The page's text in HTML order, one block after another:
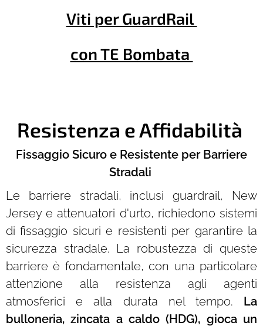
Viti per GuardRail
con TE Bombata
Resistenza e Affidabilità
Fissaggio Sicuro e Resistente per Barriere
Stradali
Le barriere stradali, inclusi guardrail, New
Jersey e attenuatori d'urto, richiedono sistemi
di fissaggio sicuri e resistenti per garantire la
sicurezza stradale. La robustezza di queste
barriere è fondamentale, con una particolare
attenzione alla resistenza agli agenti
atmosferici e alla durata nel tempo. La
bulloneria, zincata a caldo (HDG), gioca un